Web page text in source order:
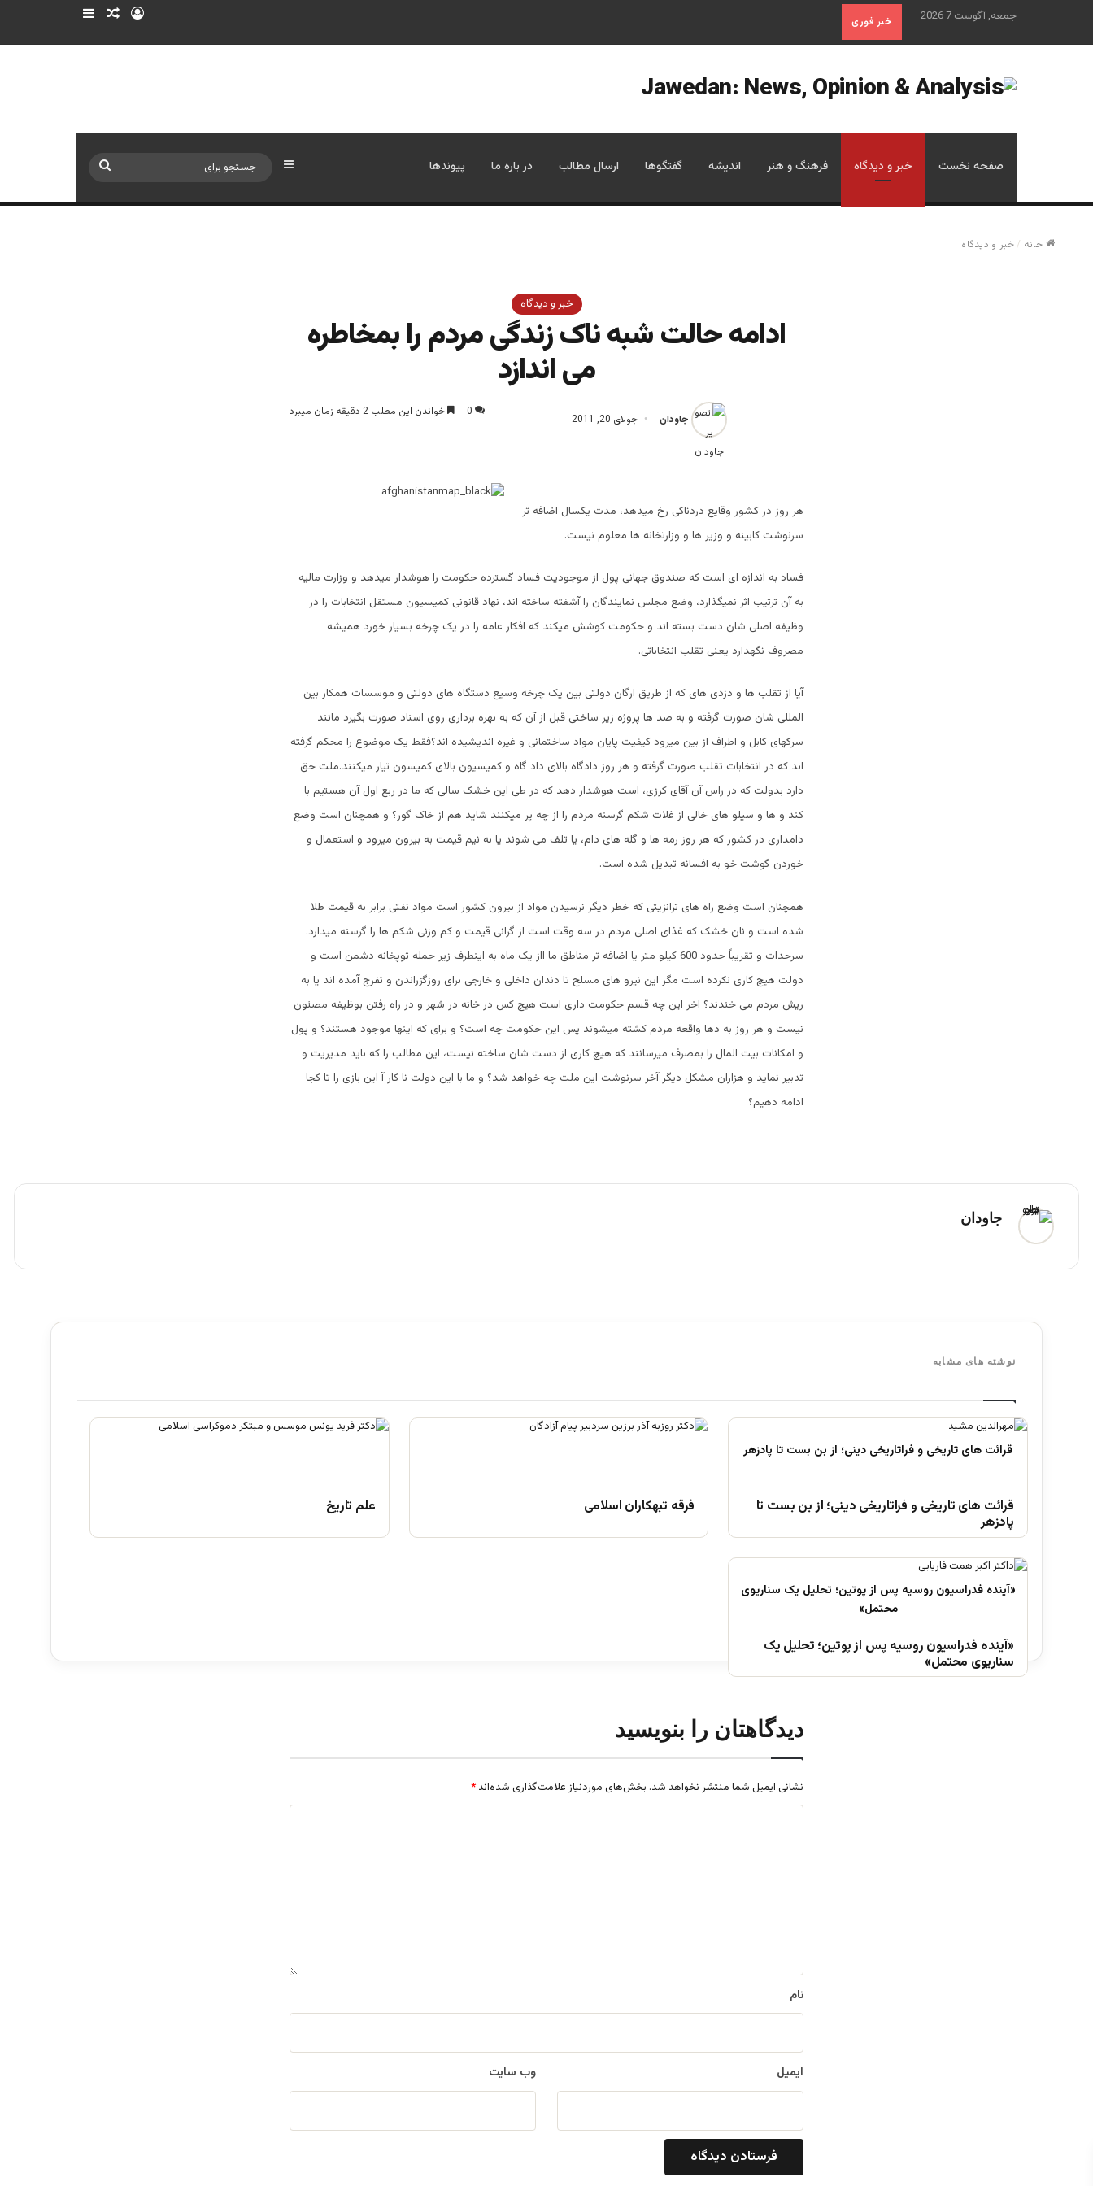
جمعه, آگوست 7 2026 خبر فوری ورود نوشته تصادفی
صفحه نخست خبر و دیدگاه فرهنگ و هنر اندیشه گفتگوها ارسال مطالب در باره ما پیوندها سایدبار
خانه /خبر و دیدگاه
خبر و دیدگاه
ادامه حالت شبه ناک زندگی مردم را بمخاطره
می اندازد
جاودان جولای 20, 2011
0 خواندن این مطلب 2 دقیقه زمان میبرد
هر روز در کشور وقایع دردناکی رخ میدهد، مدت یکسال اضافه تر
سرنوشت کابینه و وزیر ها و وزارتخانه ها معلوم نیست.
فساد به اندازه ای است که صندوق جهانی پول از موجودیت فساد گسترده حکومت را هوشدار میدهد و وزارت مالیه
به آن ترتیب اثر نمیگذارد، وضع مجلس نمایندگان را آشفته ساخته اند، نهاد قانونی کمیسیون مستقل انتخابات را در
وظیفه اصلی شان دست بسته اند و حکومت کوشش میکند که افکار عامه را در یک چرخه بسیار خورد همیشه
مصروف نگهدارد یعنی تقلب انتخاباتی.
آیا از تقلب ها و دزدی های که از طریق ارگان دولتی بین یک چرخه وسیع دستگاه های دولتی و موسسات همکار بین
المللی شان صورت گرفته و به صد ها پروژه زیر ساختی قبل از آن که به بهره برداری روی اسناد صورت بگیرد مانند
سرکهای کابل و اطراف از بین میرود کیفیت پایان مواد ساختمانی و غیره اندیشیده اند؟فقط یک موضوع را محکم گرفته
اند که در انتخابات تقلب صورت گرفته و هر روز دادگاه بالای داد گاه و کمیسیون بالای کمیسون تیار میکنند.ملت حق
دارد بدولت که در راس آن آقای کرزی، است هوشدار دهد که در طی این خشک سالی که ما در ربع اول آن هستیم با
کند و ها و سیلو های خالی از غلات شکم گرسنه مردم را از چه پر میکنند شاید هم از خاک گور؟ و همچنان است وضع
دامداری در کشور که هر روز رمه ها و گله های دام، یا تلف می شوند یا به نیم قیمت به بیرون میرود و استعمال و
خوردن گوشت خو به افسانه تبدیل شده است.
همچنان است وضع راه های ترانزیتی که خطر دیگر نرسیدن مواد از بیرون کشور است مواد نفتی برابر به قیمت طلا
شده است و نان خشک که غذای اصلی مردم در سه وقت است از گرانی قیمت و کم وزنی شکم ها را گرسنه میدارد.
سرحدات و تقریباً حدود 600 کیلو متر یا اضافه تر مناطق ما ااز یک ماه به اینطرف زیر حمله توپخانه دشمن است و
دولت هیچ کاری نکرده است مگر این نیرو های مسلح تا دندان داخلی و خارجی برای روزگزراندن و تفرج آمده اند یا به
ریش مردم می خندند؟ اخر این چه قسم حکومت داری است هیچ کس در خانه در شهر و در راه رفتن بوظیفه مصئون
نیست و هر روز به دها واقعه مردم کشته میشوند پس این حکومت چه است؟ و برای که اینها موجود هستند؟ و پول
و امکانات بیت المال را بمصرف میرسانند که هیچ کاری از دست شان ساخته نیست، این مطالب را که باید مدیریت و
تدبیر نماید و هزاران مشکل دیگر آخر سرنوشت این ملت چه خواهد شد؟ و ما با این دولت نا کار آ این بازی را تا کجا
ادامه دهیم؟
جاودان
نوشته های مشابه
قرائت های تاریخی و فراتاریخی دینی؛ از بن بست تا
پادزهر
فرقه تبهکاران اسلامی علم تاریخ
«آینده فدراسیون روسیه پس از پوتین؛ تحلیل یک
سناریوی محتمل»
دیدگاهتان را بنویسید
نشانی ایمیل شما منتشر نخواهد شد. بخش‌های موردنیاز علامت‌گذاری شده‌اند *
نام
ایمیل وب‌ سایت